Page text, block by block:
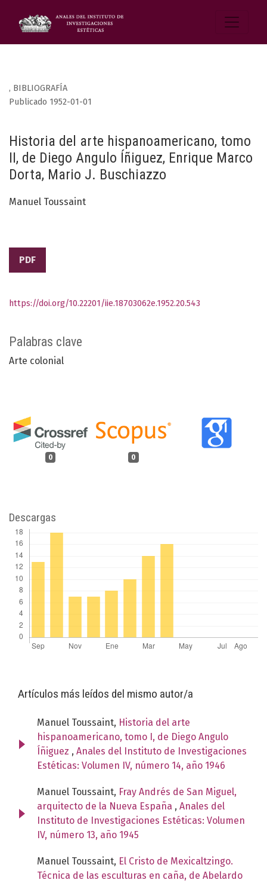
, BIBLIOGRAFÍA
Historia del arte hispanoamericano, tomo
II, de Diego Angulo Íñiguez, Enrique Marco
Dorta, Mario J. Buschiazzo
Publicado 1952-01-01
Manuel Toussaint
PDF
Palabras clave
Arte colonial
0 0
https://doi.org/10.22201/iie.18703062e.1952.20.543
Descargas
Artículos más leídos del mismo autor/a
Manuel Toussaint, Historia del arte
hispanoamericano, tomo I, de Diego Angulo
Íñiguez , Anales del Instituto de Investigaciones
Estéticas: Volumen IV, número 14, año 1946
Manuel Toussaint, Fray Andrés de San Miguel,
arquitecto de la Nueva España , Anales del
Instituto de Investigaciones Estéticas: Volumen
IV, número 13, año 1945
Manuel Toussaint, El Cristo de Mexicaltzingo.
Técnica de las esculturas en caña, de Abelardo